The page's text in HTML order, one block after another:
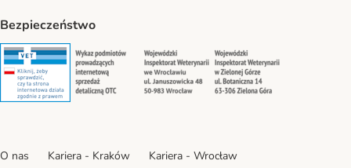
Bezpieczeństwo
Security Security Security
O nas Kariera - Kraków
Kariera - Wrocław